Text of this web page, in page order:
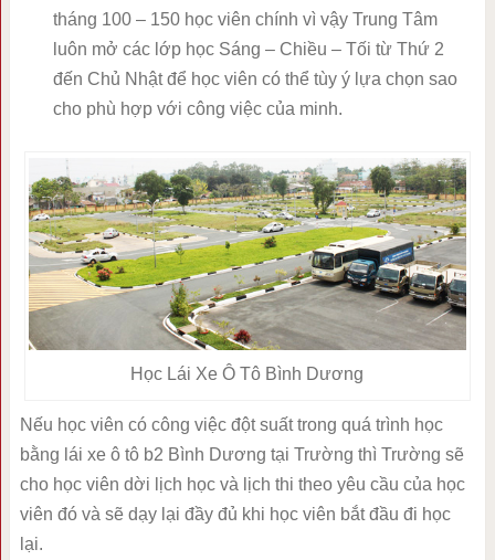
tháng 100 – 150 học viên chính vì vậy Trung Tâm
luôn mở các lớp học Sáng – Chiều – Tối từ Thứ 2
đến Chủ Nhật để học viên có thể tùy ý lựa chọn sao
cho phù hợp với công việc của minh.
Học Lái Xe Ô Tô Bình Dương
Nếu học viên có công việc đột suất trong quá trình học
bằng lái xe ô tô b2 Bình Dương tại Trường thì Trường sẽ
cho học viên dời lịch học và lịch thi theo yêu cầu của học
viên đó và sẽ dạy lại đầy đủ khi học viên bắt đầu đi học
lại.